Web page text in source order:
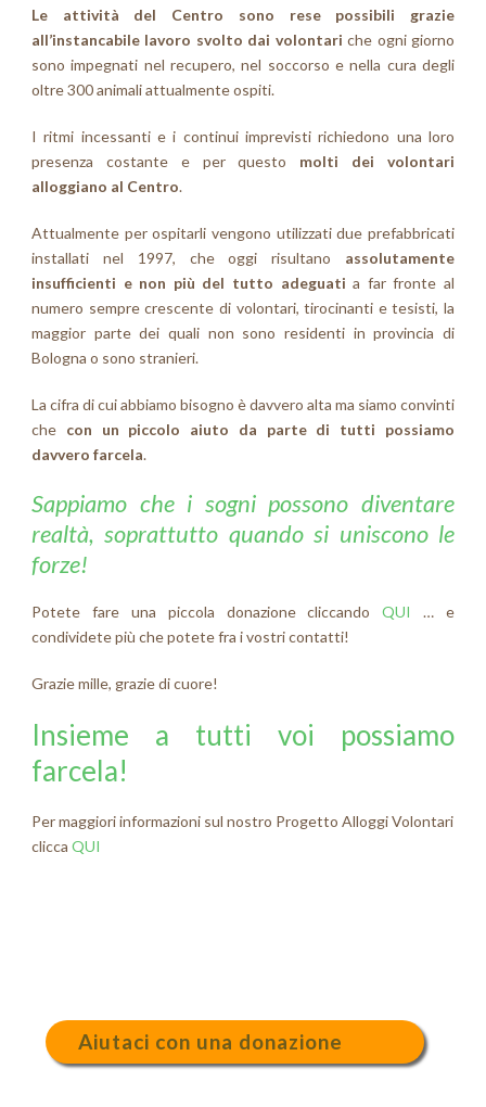
Le attività del Centro sono rese possibili grazie
all’instancabile lavoro svolto dai volontariche ogni giorno
sono impegnati nel recupero, nel soccorso e nella cura degli
oltre 300 animali attualmente ospiti.
I ritmi incessanti e i continui imprevisti richiedono una loro
presenza costante e per questo molti dei volontari
alloggiano al Centro.
Attualmente per ospitarli vengono utilizzati due prefabbricati
installati nel 1997, che oggi risultano assolutamente
insufficienti e non più del tutto adeguati a far fronte al
numero sempre crescente di volontari, tirocinanti e tesisti, la
maggior parte dei quali non sono residenti in provincia di
Bologna o sono stranieri.
La cifra di cui abbiamo bisogno è davvero alta ma siamo convinti
che con un piccolo aiuto da parte di tutti possiamo
davvero farcela.
Sappiamo che i sogni possono diventare
realtà, soprattutto quando si uniscono le
forze!
Potete fare una piccola donazione cliccandoQUI… e
condividete più che potete fra i vostri contatti!
Grazie mille, grazie di cuore!
Insieme a tutti voi possiamo
farcela!
Per maggiori informazioni sul nostro Progetto Alloggi Volontari
clicca QUI
Aiutaci con una donazione